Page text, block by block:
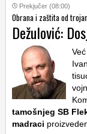
Prekjučer (08:00)
Obrana i zaštita od
Dežulović:
tamošnjeg SB
madraci